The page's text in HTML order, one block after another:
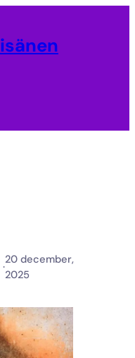
·
20 december,
2025